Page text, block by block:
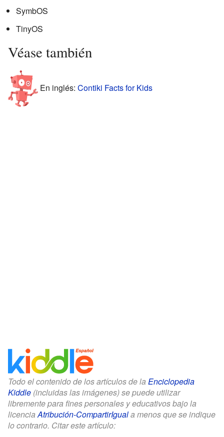
SymbOS
TinyOS
Véase también
En inglés: Contiki Facts for Kids
Todo el contenido de los artículos de la Enciclopedia
Kiddle (incluidas las imágenes) se puede utilizar
libremente para fines personales y educativos bajo la
licenciaAtribución-CompartirIguala menos que se indique
lo contrario. Citar este artículo: